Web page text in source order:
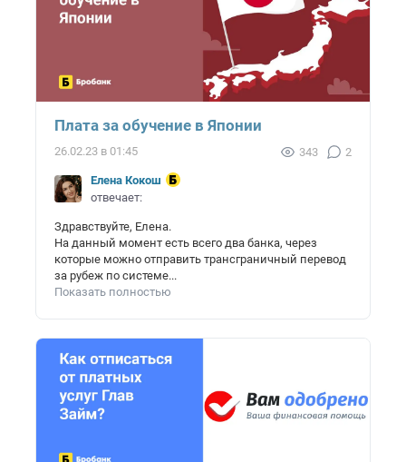
Плата за обучение в Японии
26.02.23 в 01:45 343 2
Елена Кокош
отвечает:
Здравствуйте, Елена.
На данный момент есть всего два банка, через
которые можно отправить трансграничный перевод
за рубеж по системе...
Показать полностью